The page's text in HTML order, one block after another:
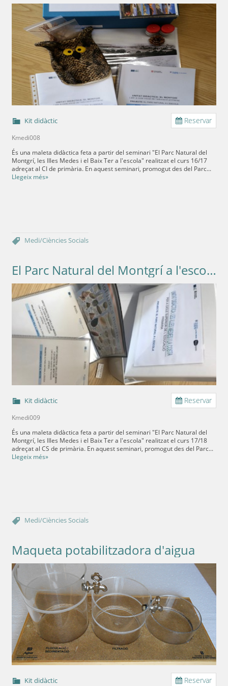
Reservar
Kit didàctic
Kmedi008
És una maleta didàctica feta a partir del seminari "El Parc Natural del
Montgrí, les IIles Medes i el Baix Ter a l'escola" realitzat el curs 16/17
adreçat al CI de primària. En aquest seminari, promogut des del Parc...
Llegeix més»
Medi/CiènciesSocials
El Parc Natural del Montgrí a l'escola. Les illes Medes i la costa. Cicle Superior
Reservar
Kit didàctic
Kmedi009
És una maleta didàctica feta a partir del seminari "El Parc Natural del
Montgrí, les IIles Medes i el Baix Ter a l'escola" realitzat el curs 17/18
adreçat al CS de primària. En aquest seminari, promogut des del Parc...
Llegeix més»
Medi/CiènciesSocials
Maqueta potabilitzadora d'aigua
Reservar
Kit didàctic